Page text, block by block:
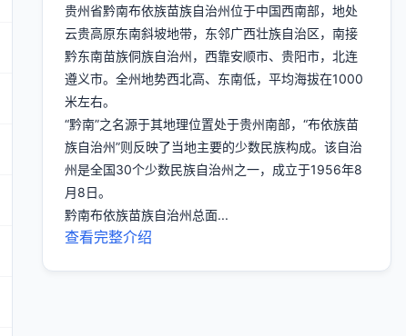
贵州省黔南布依族苗族自治州位于中国西南部，地处
云贵高原东南斜坡地带，东邻广西壮族自治区，南接
黔东南苗族侗族自治州，西靠安顺市、贵阳市，北连
遵义市。全州地势西北高、东南低，平均海拔在1000
米左右。
“黔南”之名源于其地理位置处于贵州南部，“布依族苗
族自治州”则反映了当地主要的少数民族构成。该自治
州是全国30个少数民族自治州之一，成立于1956年8
月8日。
黔南布依族苗族自治州总面...
查看完整介绍